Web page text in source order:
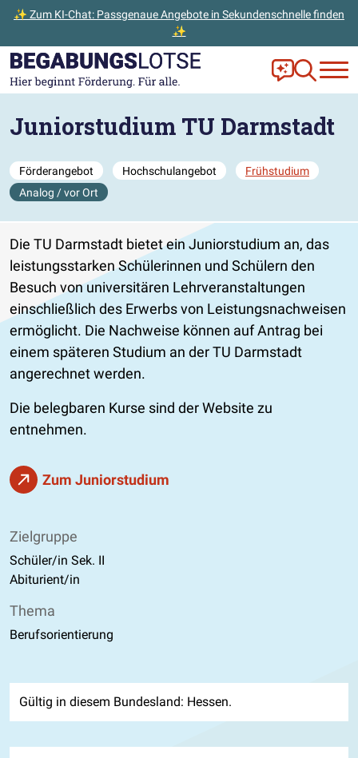
✨ Zum KI-Chat: Passgenaue Angebote in Sekundenschnelle finden
✨
Zum Hauptinhalt der Seite springen
Zur Startseite gehen Frag Ella!
Zur
Juniorstudium TU Darmstadt
Förderangebot Hochschulangebot
Frühstudium
Analog / vor Ort
Die TU Darmstadt bietet ein Juniorstudium an, das
leistungsstarken Schülerinnen und Schülern den
Besuch von universitären Lehrveranstaltungen
einschließlich des Erwerbs von Leistungsnachweisen
ermöglicht. Die Nachweise können auf Antrag bei
einem späteren Studium an der TU Darmstadt
angerechnet werden.
Die belegbaren Kurse sind der Website zu
entnehmen.
Zum Juniorstudium
Zielgruppe
Schüler/in Sek. II
Abiturient/in
Thema
Berufsorientierung
Gültig in diesem Bundesland: Hessen.